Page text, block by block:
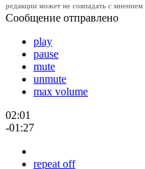
редакции может не совпадать с мнением
Сообщение отправлено
play
pause
mute
unmute
max volume
02:01
-01:27
repeat off